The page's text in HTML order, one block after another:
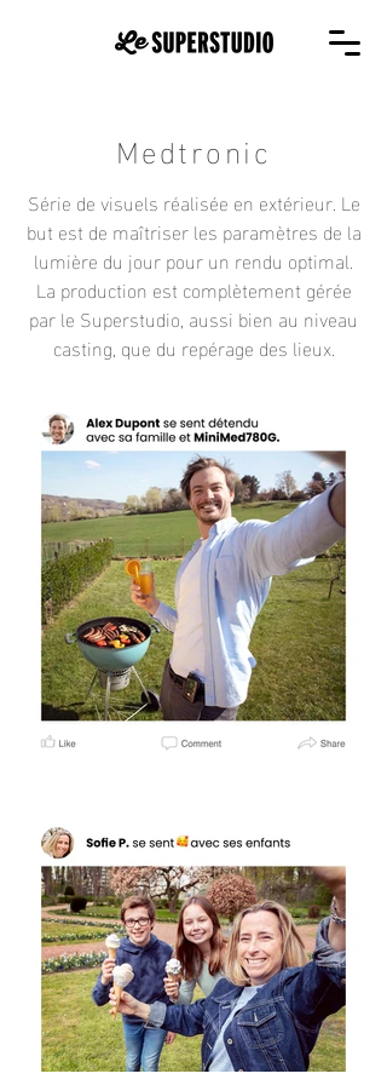
Medtronic
Série de visuels réalisée en extérieur. Le
but est de maîtriser les paramètres de la
lumière du jour pour un rendu optimal.
La production est complètement gérée
par le Superstudio, aussi bien au niveau
casting, que du repérage des lieux.